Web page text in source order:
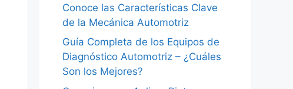
Conoce las Características Clave
de la Mecánica Automotriz
Guía Completa de los Equipos de
Diagnóstico Automotriz – ¿Cuáles
Son los Mejores?